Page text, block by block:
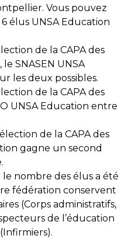
Vous pouvez
élus UNSA Education
de la CAPA des
le SNASEN UNSA
les deux possibles.
de la CAPA des
O UNSA Education entre
de la CAPA des
gagne un second
le nombre des élus a été
fédération conservent
(Corps administratifs,
de l’éducation